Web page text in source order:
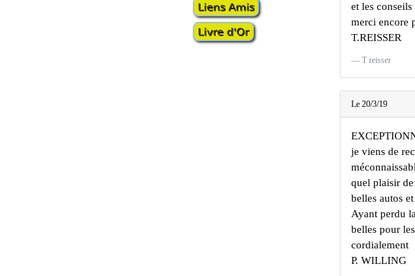
et les
merci encore
T.REISSER
T reisser
Le 20/3/19
je viens de
quel plaisir
belles autos
Ayant perdu
belles pour
cordialement
P. WILLING